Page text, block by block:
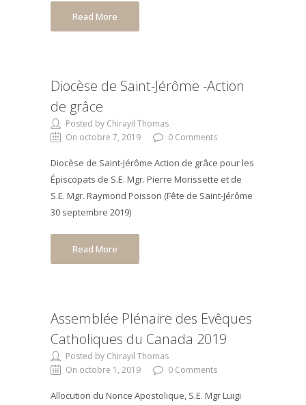
Read More
Diocèse de Saint-Jérôme -Action
de grâce
Posted by Chirayil Thomas
On octobre 7, 2019
0 Comments
Diocèse de Saint-Jérôme Action de grâce pour les
Épiscopats de S.E. Mgr. Pierre Morissette et de
S.E. Mgr. Raymond Poisson (Fête de Saint-Jérôme
30 septembre 2019)
Read More
Assemblée Plénaire des Evêques
Catholiques du Canada 2019
Posted by Chirayil Thomas
On octobre 1, 2019
0 Comments
Allocution du Nonce Apostolique, S.E. Mgr Luigi